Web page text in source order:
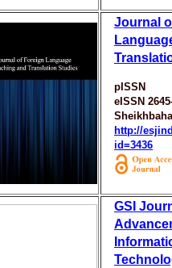
Journal
pISSN
eISSN
http://
id=3436
GSI